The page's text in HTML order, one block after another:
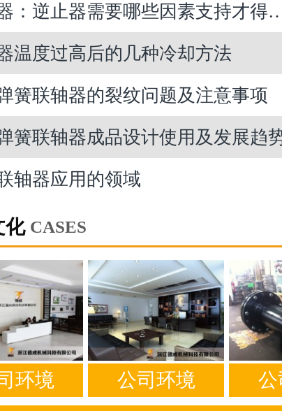
逆止器需要哪些因素支持才得以运行？
温度过高后的几种冷却方法
簧联轴器的裂纹问题及注意事项
簧联轴器成品设计使用及发展趋
轴器应用的领域
化 CASES
环境 公司环境 公